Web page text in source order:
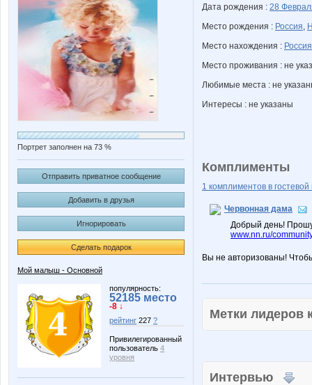
Портрет заполнен на 73 %
Отправить приватное сообщение
Добавить в друзья
Игнорировать
Сделать подарок
Мой малыш - Основной
популярность:
52185 место
-8 ↓
рейтинг 227 ?
Привилегированный
пользователь 4
уровня
Дата рождения : 28
Место рождения : Россия,
Место нахождения : Россия
Место проживания : не
Любимые места : не
Интересы : не указаны
Комплименты
1 комплиментов в гостевой
Червонная дама
Добрый день!
www.nn.ru/
Вы не авторизованы!
Метки
Интервью